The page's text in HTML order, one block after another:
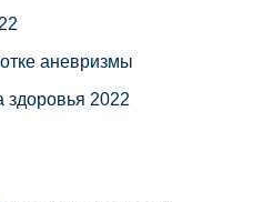
аневризмы
здоровья 2022